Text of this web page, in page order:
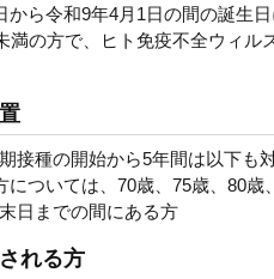
令和9年4月1日の間の誕生日
満の方で、ヒト免疫不全ウィ
接種の開始から5年間は以下も
については、70歳、75歳、80
日までの間にある方
れる方